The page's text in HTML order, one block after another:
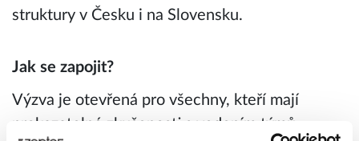
struktury v Česku i na Slovensku.
Jak se zapojit?
Výzva je otevřená pro všechny, kteří mají
prokazatelné zkušenosti s vedením týmů,